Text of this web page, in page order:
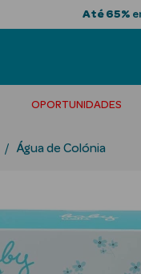
Até 65%
OPORTUNIDADES
Água de Colónia